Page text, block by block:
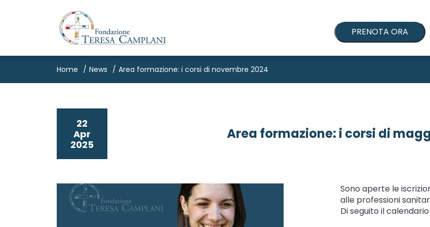
PRENOTA ORA
Home News Area formazione: i corsi di novembre 2024
22
Apr
2025
Area formazione: i corsi di
Sono aperte le
alle professioni
Di seguito il